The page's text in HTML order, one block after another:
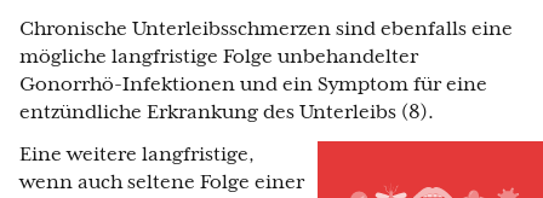
Chronische Unterleibsschmerzen sind ebenfalls eine
mögliche langfristige Folge unbehandelter
Gonorrhö-Infektionen und ein Symptom für eine
entzündliche Erkrankung des Unterleibs (8).
Eine weitere langfristige,
wenn auch seltene Folge einer